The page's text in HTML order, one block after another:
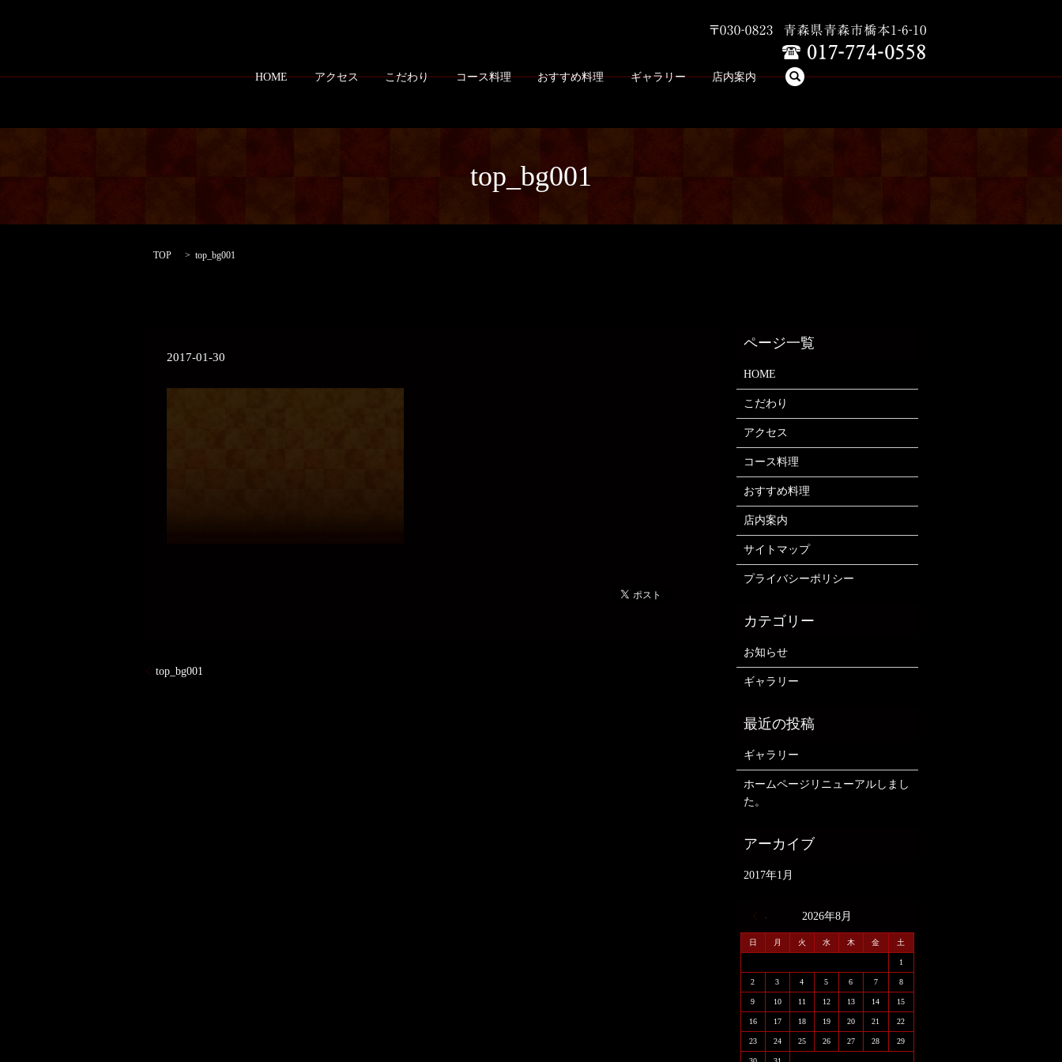
HOME アクセス こだわり コース料理 おすすめ料理 ギャラリー 店内案内 search
top_bg001
TOP top_bg001
2017-01-30
top_bg001
HOME
こだわり
アクセス
コース料理
おすすめ料理
店内案内
サイトマップ
プライバシーポリシー
お知らせ
ギャラリー
ギャラリー
ホームページリニューアルしまし
た。
2017年1月
2026年8月
日 月 火 水 木 金 土
1
2 3 4 5 6 7 8
9 10 11 12 13 14 15
16 17 18 19 20 21 22
23 24 25 26 27 28 29